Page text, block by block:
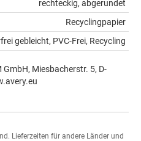
rechteckig, abgerundet
Recyclingpapier
gebleicht, PVC-Frei, Recycling
GmbH, Miesbacherstr. 5, D-
Lieferzeiten für andere Länder und